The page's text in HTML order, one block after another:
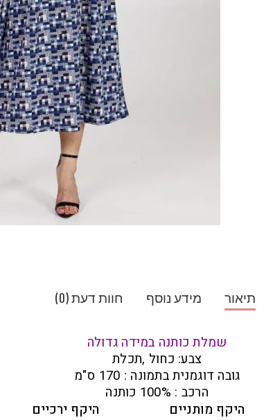
תיאור מידע נוסף חוות דעת (0)
שמלת כותנה במידה גדולה
צבע: כחול ,תכלת
גובה דוגמנית בתמונה : 170 ס"מ
הרכב : 100% כותנה
היקף מותניים
היקף ירכיים